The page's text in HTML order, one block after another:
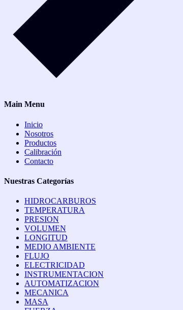
Main Menu
Inicio
Nosotros
Productos
Calibración
Contacto
Nuestras Categorías
HIDROCARBUROS
TEMPERATURA
PRESION
VOLUMEN
LONGITUD
MEDIO AMBIENTE
FLUJO
ELECTRICIDAD
INSTRUMENTACION
AUTOMATIZACION
MECANICA
MASA